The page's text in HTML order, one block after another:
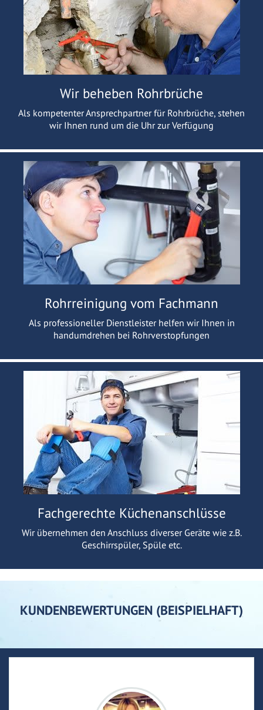
Wir beheben Rohrbrüche
Als kompetenter Ansprechpartner für Rohrbrüche, stehen
wir Ihnen rund um die Uhr zur Verfügung
Rohrreinigung vom Fachmann
Als professioneller Dienstleister helfen wir Ihnen in
handumdrehen bei Rohrverstopfungen
Fachgerechte Küchenanschlüsse
Wir übernehmen den Anschluss diverser Geräte wie z.B.
Geschirrspüler, Spüle etc.
KUNDENBEWERTUNGEN (BEISPIELHAFT)